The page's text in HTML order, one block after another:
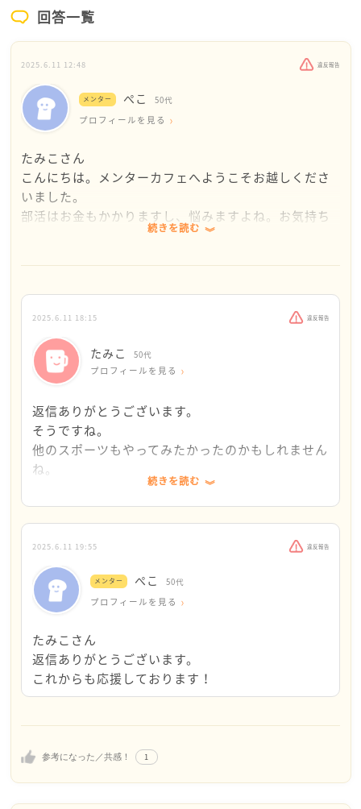
回答一覧
2025.6.11 12:48 違反報告
メンター ぺこ 50代
プロフィールを見る
たみこさん
こんにちは。メンターカフェへようこそお越しくださ
いました。
部活はお金もかかりますし、悩みますよね。お気持ち
も大変なことでしたよね。
にも興味をお持ちだったのかなって感じました。
バレーボールを続けた息子さんなら、サッカーを高校
と。
息子さんの選択を
応援してあげてみてもいいのかなと思いました。
また、いつでもこちらにお越しくださいね。
続きを読む
参考になった／共感！ 1
2025.6.11 18:15 違反報告
たみこ 50代
プロフィールを見る
返信ありがとうございます。
そうですね。
他のスポーツもやってみたかったのかもしれません
ね。
いろいろ悩んで決めた部活なので、あまりお金のこ
とは言わず、やるからには一生懸命やるように言う
ことにしようかなと思いました。
続きを読む
2025.6.11 19:55 違反報告
メンター ぺこ 50代
プロフィールを見る
たみこさん
返信ありがとうございます。
これからも応援しております！